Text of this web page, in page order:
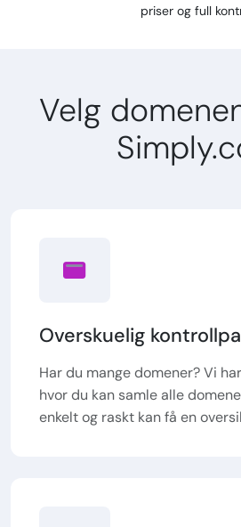
priser og full
Velg
Overskuelig
Har du mange domener? Vi
hvor du kan samle alle
enkelt og raskt kan få en